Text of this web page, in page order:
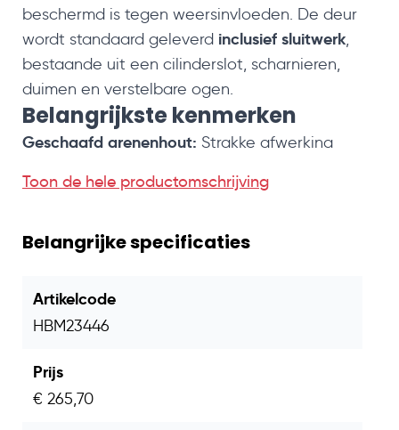
beschermd is tegen weersinvloeden. De deur
wordt standaard geleverd inclusief sluitwerk,
bestaande uit een cilinderslot, scharnieren,
duimen en verstelbare ogen.
Belangrijkste kenmerken
Geschaafd grenenhout: Strakke afwerking
Zwart geïmpregneerd:Behandeld voor extra
Stalen frame:Zorgt voor extra stevigheid en
RVS geschroefd:
een nette, duurzame afwerking.
met cilinderslot, scharnieren, duimen en
verstelbare ogen.
Toon de hele productomschrijving
Belangrijke specificaties
Artikelcode
HBM23446
Prijs
€ 265,70